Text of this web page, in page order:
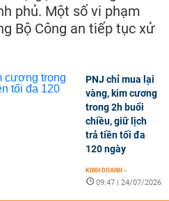
phủ. Một số vi phạm
Bộ Công an tiếp tục xử
PNJ chỉ mua lại
vàng, kim cương
trong 2h buổi
chiều, giữ lịch
trả tiền tối đa
120 ngày
KINH DOANH -
09:47 | 24/07/2026